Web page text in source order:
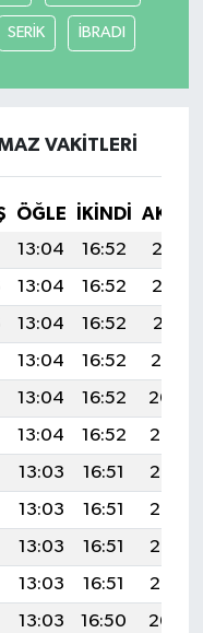
SERİK İBRADI
VAKITLERI
ÖĞLE İKINDI
13:04 16:52
20:12
13:04 16:52
20:12
13:04 16:52
20:11
13:04 16:52
20:10
13:04 16:52
20:09
13:04 16:52
20:08
13:03 16:51
20:07
13:03 16:51
20:06
13:03 16:51
20:06
13:03 16:51
20:05
13:03 16:50
20:04